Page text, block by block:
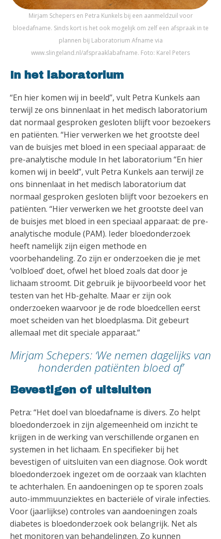
Mirjam Schepers en Petra Kunkels bij een aanmeldzuil voor
bloedafname. Sinds kort is het ook mogelijk om zelf een afspraak in te
plannen bij Laboratorium Afname via
www.slingeland.nl/afspraaklabafname. Foto: Karel Peters
In het laboratorium
“En hier komen wij in beeld”, vult Petra Kunkels aan
terwijl ze ons binnenlaat in het medisch laboratorium
dat normaal gesproken gesloten blijft voor bezoekers
en patiënten. “Hier verwerken we het grootste deel
van de buisjes met bloed in een speciaal apparaat: de
pre-analytische module In het laboratorium “En hier
komen wij in beeld”, vult Petra Kunkels aan terwijl ze
ons binnenlaat in het medisch laboratorium dat
normaal gesproken gesloten blijft voor bezoekers en
patiënten. “Hier verwerken we het grootste deel van
de buisjes met bloed in een speciaal apparaat: de pre-
analytische module (PAM). Ieder bloedonderzoek
heeft namelijk zijn eigen methode en
voorbehandeling. Zo zijn er onderzoeken die je met
‘volbloed’ doet, ofwel het bloed zoals dat door je
lichaam stroomt. Dit gebruik je bijvoorbeeld voor het
testen van het Hb-gehalte. Maar er zijn ook
onderzoeken waarvoor je de rode bloedcellen eerst
moet scheiden van het bloedplasma. Dit gebeurt
allemaal met dit speciale apparaat.”
Mirjam Schepers: ‘We nemen dagelijks van
honderden patiënten bloed af’
Bevestigen of uitsluiten
Petra: “Het doel van bloedafname is divers. Zo helpt
bloedonderzoek in zijn algemeenheid om inzicht te
krijgen in de werking van verschillende organen en
systemen in het lichaam. En specifieker bij het
bevestigen of uitsluiten van een diagnose. Ook wordt
bloedonderzoek ingezet om de oorzaak van klachten
te achterhalen. En aandoeningen op te sporen zoals
auto-immmuunziektes en bacteriële of virale infecties.
Voor (jaarlijkse) controles van aandoeningen zoals
diabetes is bloedonderzoek ook belangrijk. Net als
het monitoren van behandelingen. Zo kunnen